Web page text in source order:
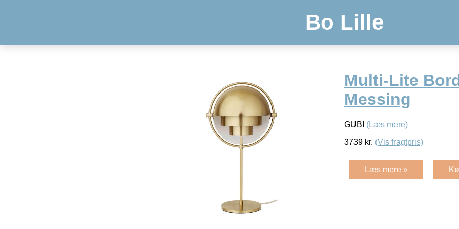
Bo Lille
Multi-Lite
Messing
GUBI (Læs mere)
3739 kr. (Vis fragtpris)
Læs mere »